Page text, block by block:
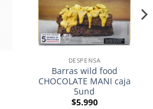
DESPENSA
Barras wild food
CHOCOLATE MANI caja
5und
$5.990